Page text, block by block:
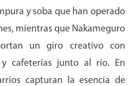
y soba que han operado
mientras que Nakameguro
un giro creativo con
y cafeterías junto al río. En
capturan la esencia de